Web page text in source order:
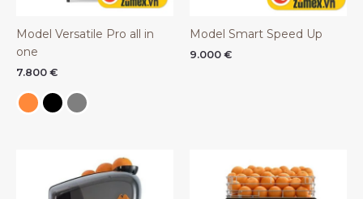
Model Versatile Pro all in
one
7.800 €
Model Smart Speed Up
9.000 €